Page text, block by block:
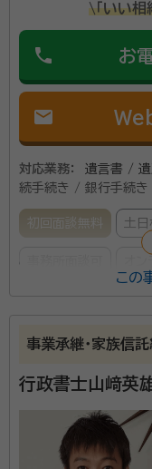
\「いい相
phone お
mail
対応業務：
遺言書 /
続手続き / 銀行手続
初回面談無料 土日
高橋 國夫（タカハシ
会社が倒産してしまい、
の1994年に合格し、
して登録・開業して現在
事務所口コミ（抜粋）：
満足度 5.0
この
事業承継・家族信
行政書士山﨑英